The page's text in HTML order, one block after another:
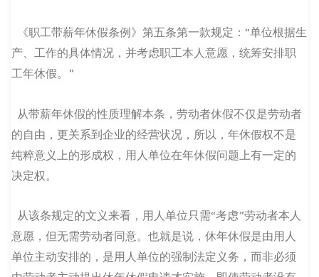
《职工带薪年休假条例》第五条第一款规定：“单位根据生
产、工作的具体情况，并考虑职工本人意愿，统筹安排职
工年休假。”
从带薪年休假的性质理解本条，劳动者休假不仅是劳动者
的自由，更关系到企业的经营状况，所以，年休假权不是
纯粹意义上的形成权，用人单位在年休假问题上有一定的
决定权。
从该条规定的文义来看，用人单位只需“考虑”劳动者本人
意愿，但无需劳动者同意。也就是说，休年休假是由用人
单位主动安排的，是用人单位的强制法定义务，而非必须